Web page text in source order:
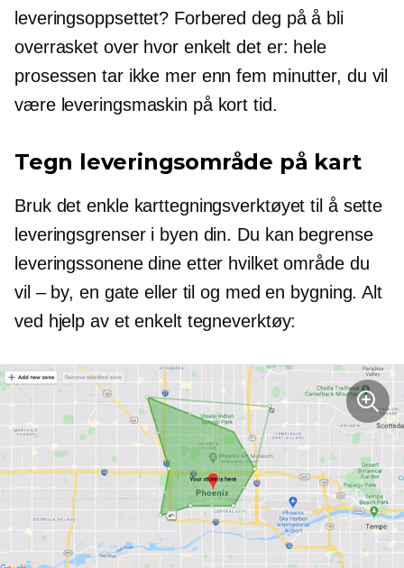
leveringsoppsettet? Forbered deg på å bli
overrasket over hvor enkelt det er: hele
prosessen tar ikke mer enn fem minutter, du vil
være leveringsmaskin på kort tid.
Tegn leveringsområde på kart
Bruk det enkle karttegningsverktøyet til å sette
leveringsgrenser i byen din. Du kan begrense
leveringssonene dine etter hvilket område du
vil – by, en gate eller til og med en bygning. Alt
ved hjelp av et enkelt tegneverktøy: